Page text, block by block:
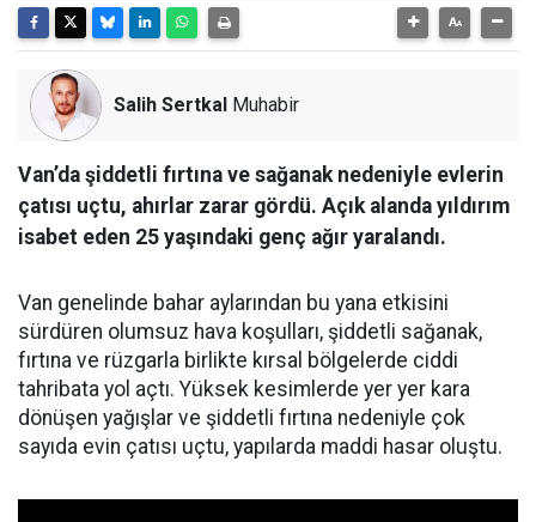
Salih Sertkal Muhabir
Van’da şiddetli fırtına ve sağanak nedeniyle evlerin
çatısı uçtu, ahırlar zarar gördü. Açık alanda yıldırım
isabet eden 25 yaşındaki genç ağır yaralandı.
Van genelinde bahar aylarından bu yana etkisini
sürdüren olumsuz hava koşulları, şiddetli sağanak,
fırtına ve rüzgarla birlikte kırsal bölgelerde ciddi
tahribata yol açtı. Yüksek kesimlerde yer yer kara
dönüşen yağışlar ve şiddetli fırtına nedeniyle çok
sayıda evin çatısı uçtu, yapılarda maddi hasar oluştu.